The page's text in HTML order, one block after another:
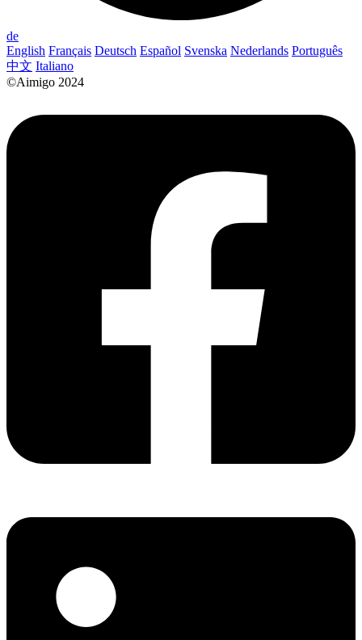
de
English Français Deutsch Español Svenska Nederlands Português
中文 Italiano
©Aimigo 2024